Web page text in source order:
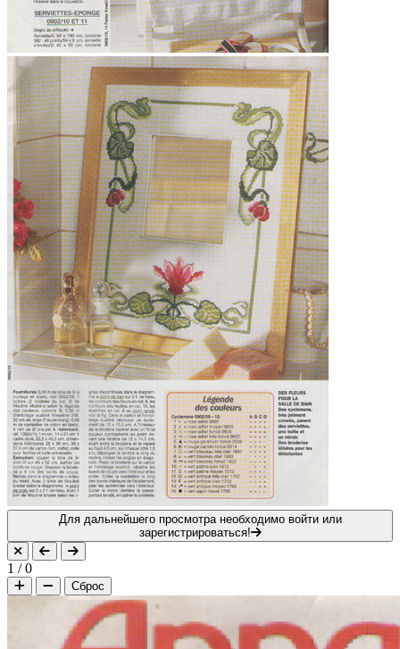
Для дальнейшего просмотра необходимо войти или
зарегистрироваться!
1 /0
Сброс